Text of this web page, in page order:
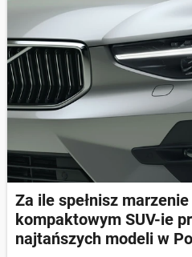
Za ile spełnisz
kompaktowym SUV-ie
najtańszych modeli w